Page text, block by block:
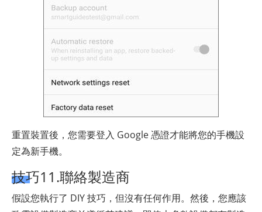
重置裝置後，您需要登入 Google 憑證才能將您的手機設
定為新手機。
技巧11.聯絡製造商
假設您執行了 DIY 技巧，但沒有任何作用。然後，您應該